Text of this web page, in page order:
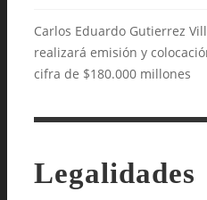
Carlos Eduardo Gutierrez
realizará emisión y
cifra de $180.000 millones
Legalidades